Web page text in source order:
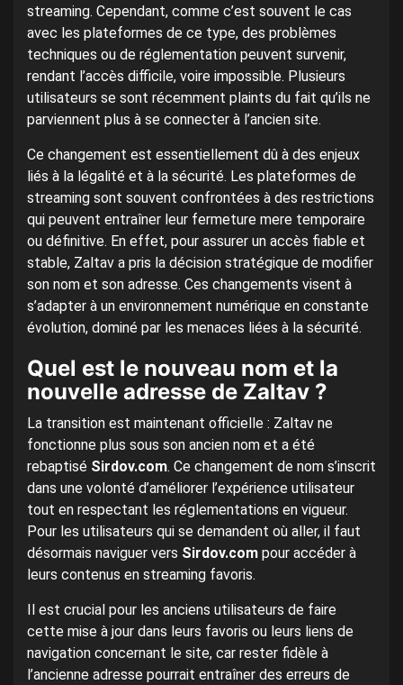
streaming. Cependant, comme c’est souvent le cas
avec les plateformes de ce type, des problèmes
techniques ou de réglementation peuvent survenir,
rendant l’accès difficile, voire impossible. Plusieurs
utilisateurs se sont récemment plaints du fait qu’ils ne
parviennent plus à se connecter à l’ancien site.
Ce changement est essentiellement dû à des enjeux
liés à la légalité et à la sécurité. Les plateformes de
streaming sont souvent confrontées à des restrictions
qui peuvent entraîner leur fermeture mere temporaire
ou définitive. En effet, pour assurer un accès fiable et
stable, Zaltav a pris la décision stratégique de modifier
son nom et son adresse. Ces changements visent à
s’adapter à un environnement numérique en constante
évolution, dominé par les menaces liées à la sécurité.
Quel est le nouveau nom et la
nouvelle adresse de Zaltav ?
La transition est maintenant officielle : Zaltav ne
fonctionne plus sous son ancien nom et a été
rebaptisé Sirdov.com. Ce changement de nom s’inscrit
dans une volonté d’améliorer l’expérience utilisateur
tout en respectant les réglementations en vigueur.
Pour les utilisateurs qui se demandent où aller, il faut
désormais naviguer vers Sirdov.com pour accéder à
leurs contenus en streaming favoris.
Il est crucial pour les anciens utilisateurs de faire
cette mise à jour dans leurs favoris ou leurs liens de
navigation concernant le site, car rester fidèle à
l’ancienne adresse pourrait entraîner des erreurs de